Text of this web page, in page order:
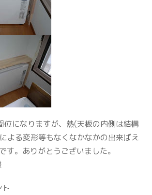
位になりますが、熱(天板の内側は結構
よる変形等もなくなかなかの出来ばえ
す。ありがとうございました。